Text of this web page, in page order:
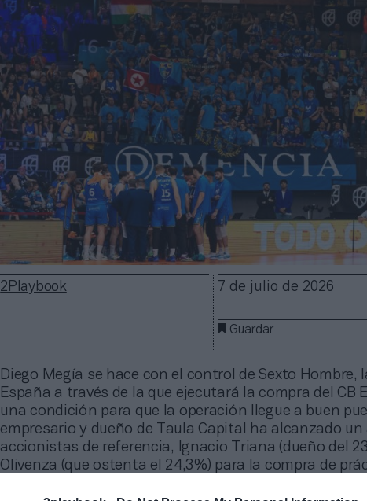
2Playbook 7 de julio de 2026
Guardar
Diego Megía se hace con el control de Sexto Hombre,
España a través de la que ejecutará la compra del CB
una condición para que la operación llegue a buen
empresario y dueño de Taula Capital ha alcanzado un
accionistas de referencia, Ignacio Triana (dueño del
Olivenza (que ostenta el 24,3%) para la compra de